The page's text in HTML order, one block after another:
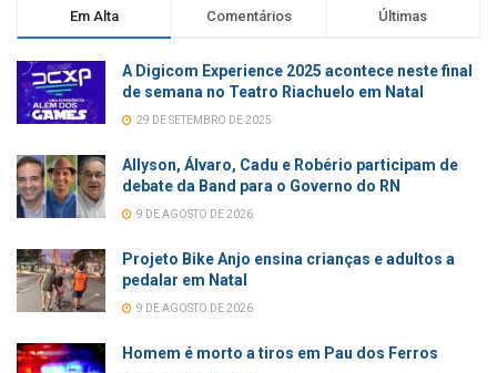
Em Alta Comentários Últimas
A Digicom Experience 2025 acontece neste final
de semana no Teatro Riachuelo em Natal
29 DE SETEMBRO DE 2025
Allyson, Álvaro, Cadu e Robério participam de
debate da Band para o Governo do RN
9 DE AGOSTO DE 2026
Projeto Bike Anjo ensina crianças e adultos a
pedalar em Natal
9 DE AGOSTO DE 2026
Homem é morto a tiros em Pau dos Ferros